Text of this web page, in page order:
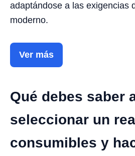
adaptándose a las exigencias
moderno.
Ver más
Qué debes saber
seleccionar un
consumibles y